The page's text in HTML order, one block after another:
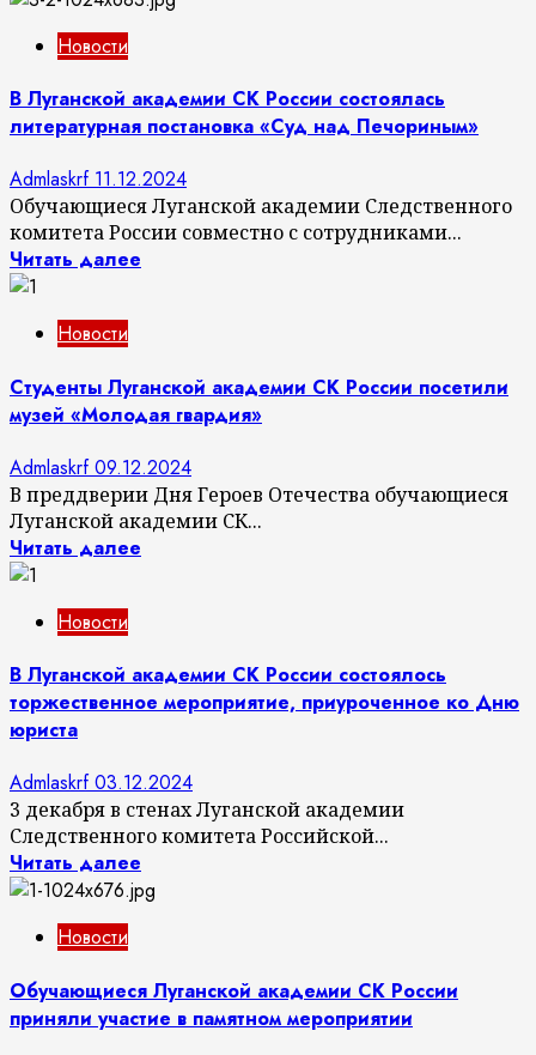
Новости
В Луганской академии СК России состоялась
литературная постановка «Суд над Печориным»
Admlaskrf 11.12.2024
Обучающиеся Луганской академии Следственного
комитета России совместно с сотрудниками...
Читать далее
Новости
Студенты Луганской академии СК России посетили
музей «Молодая гвардия»
Admlaskrf09.12.2024
В преддверии Дня Героев Отечества обучающиеся
Луганской академии СК...
Читать далее
Новости
В Луганской академии СК России состоялось
торжественное мероприятие, приуроченное ко Дню
юриста
Admlaskrf03.12.2024
3 декабря в стенах Луганской академии
Следственного комитета Российской...
Читать далее
Новости
Обучающиеся Луганской академии СК России
приняли участие в памятном мероприятии